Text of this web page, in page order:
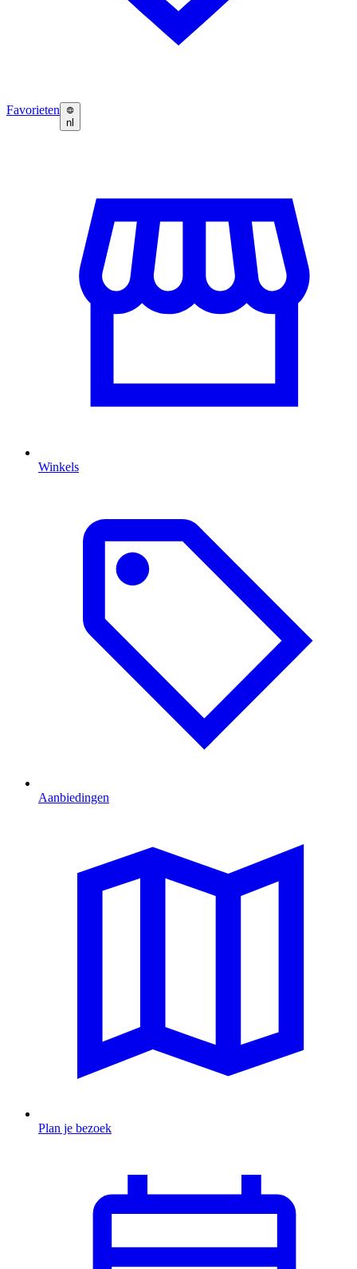
Favorieten
nl
Winkels
Aanbiedingen
Plan je bezoek